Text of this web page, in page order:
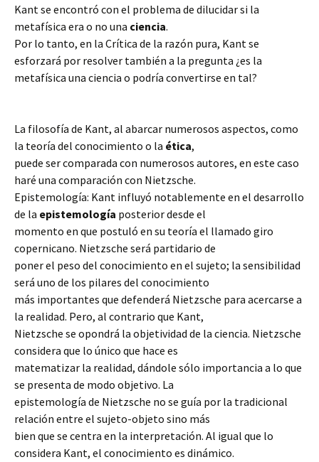
Kant se encontró con el problema de dilucidar si la
metafísica era o no una ciencia.
Por lo tanto, en la Crítica de la razón pura, Kant se
esforzará por resolver también a la pregunta ¿es la
metafísica una ciencia o podría convertirse en tal?
La filosofía de Kant, al abarcar numerosos aspectos, como
la teoría del conocimiento o la ética,
puede ser comparada con numerosos autores, en este caso
haré una comparación con Nietzsche.
Epistemología: Kant influyó notablemente en el desarrollo
de la epistemología posterior desde el
momento en que postuló en su teoría el llamado giro
copernicano. Nietzsche será partidario de
poner el peso del conocimiento en el sujeto; la sensibilidad
será uno de los pilares del conocimiento
más importantes que defenderá Nietzsche para acercarse a
la realidad. Pero, al contrario que Kant,
Nietzsche se opondrá la objetividad de la ciencia. Nietzsche
considera que lo único que hace es
matematizar la realidad, dándole sólo importancia a lo que
se presenta de modo objetivo. La
epistemología de Nietzsche no se guía por la tradicional
relación entre el sujeto-objeto sino más
bien que se centra en la interpretación. Al igual que lo
considera Kant, el conocimiento es dinámico.